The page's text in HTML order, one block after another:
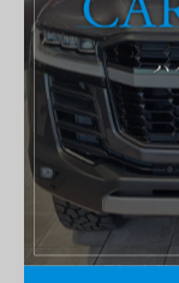
< 前のページ
#トヨタ